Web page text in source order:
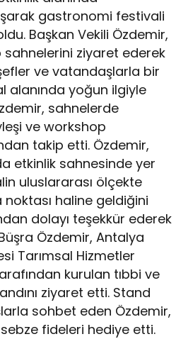
gastronomi festivali
Başkan Vekili Özdemir,
ziyaret ederek
ve vatandaşlarla bir
alanında yoğun ilgiyle
sahnelerde
ve workshop
takip etti. Özdemir,
etkinlik sahnesinde yer
uluslararası ölçekte
haline geldiğini
dolayı teşekkür ederek
Özdemir, Antalya
Tarımsal Hizmetler
kurulan tıbbi ve
ziyaret etti. Stand
sohbet eden Özdemir,
fideleri hediye etti.